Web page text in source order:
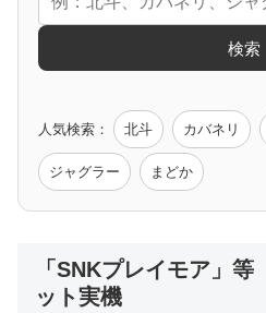
エヴァ コードギアス 化物語
モンハン バイオ ペルソナ
値下げ台 ディスクアップ
検索
人気検索： 北斗 カバネリ
ジャグラー まどか
「SNKプレイモア」
ット実機